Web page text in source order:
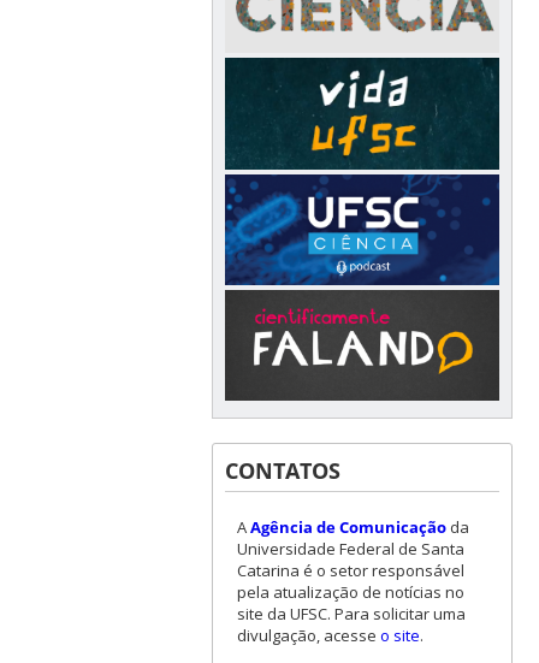
CONTATOS
AAgência de Comunicaçãoda
Universidade Federal de Santa
Catarina é o setor responsável
pela atualização de notícias no
site da UFSC. Para solicitar uma
divulgação, acesse o site.